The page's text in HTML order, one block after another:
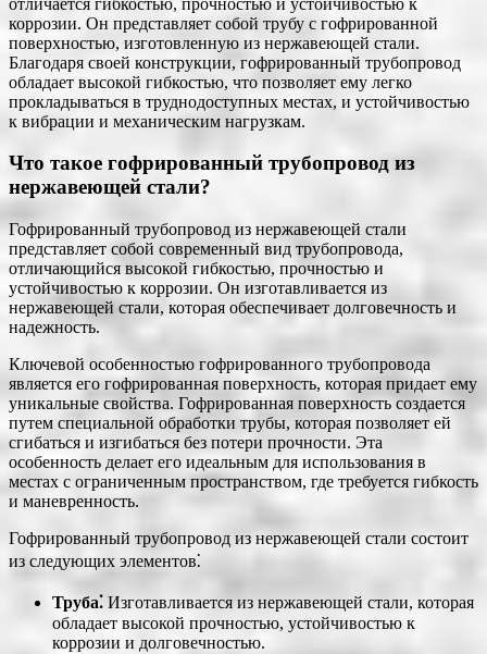
коррозии. Он представляет собой трубу с гофрированной
поверхностью, изготовленную из нержавеющей стали.
Благодаря своей конструкции, гофрированный трубопровод
обладает высокой гибкостью, что позволяет ему легко
прокладываться в труднодоступных местах, и устойчивостью
к вибрации и механическим нагрузкам.
Что такое гофрированный трубопровод из
нержавеющей стали?
Гофрированный трубопровод из нержавеющей стали
представляет собой современный вид трубопровода,
отличающийся высокой гибкостью, прочностью и
устойчивостью к коррозии. Он изготавливается из
нержавеющей стали, которая обеспечивает долговечность и
надежность.
Ключевой особенностью гофрированного трубопровода
является его гофрированная поверхность, которая придает ему
уникальные свойства. Гофрированная поверхность создается
путем специальной обработки трубы, которая позволяет ей
сгибаться и изгибаться без потери прочности. Эта
особенность делает его идеальным для использования в
местах с ограниченным пространством, где требуется гибкость
и маневренность.
Гофрированный трубопровод из нержавеющей стали состоит
из следующих элементов⁚
Труба⁚ Изготавливается из нержавеющей стали, которая
обладает высокой прочностью, устойчивостью к
коррозии и долговечностью.